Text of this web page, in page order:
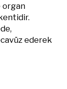
organ
ederek